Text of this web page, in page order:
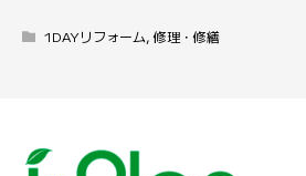
1DAYリフォーム,修理・修繕